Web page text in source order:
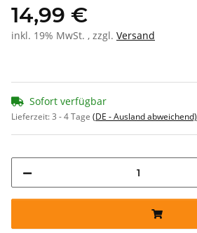
14,99 €
inkl. 19% MwSt. , zzgl. Versand
Sofort verfügbar
Lieferzeit:3 - 4 Tage (DE - Ausland abweichend)